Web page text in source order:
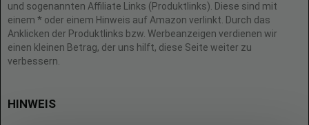
und sogenannten Affiliate Links (Produktlinks). Diese sind mit
einem * oder einem Hinweis auf Amazon verlinkt. Durch das
Anklicken der Produktlinks bzw. Werbeanzeigen verdienen wir
einen kleinen Betrag, der uns hilft, diese Seite weiter zu
verbessern.
HINWEIS